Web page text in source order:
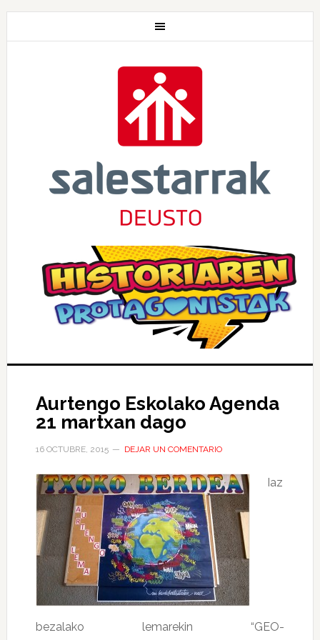
Aurtengo Eskolako Agenda
21 martxan dago
16 OCTUBRE, 2015 DEJAR UN COMENTARIO
Iaz
bezalako lemarekin “GEO-